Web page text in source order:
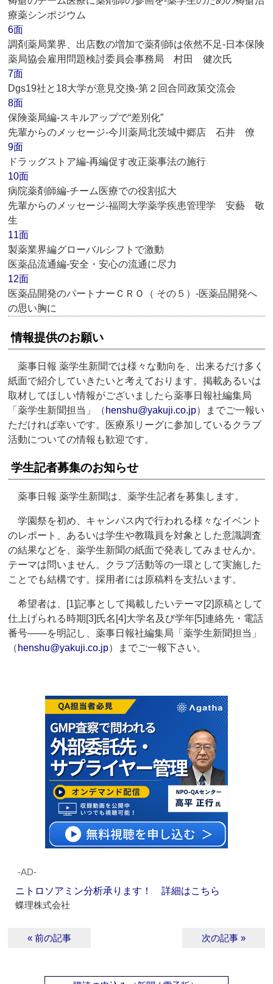
療薬シンポジウム
6面
調剤薬局業界、出店数の増加で薬剤師は依然不足‐日本保険
薬局協会雇用問題検討委員会事務局 村田 健次氏
7面
Dgs19社と18大学が意見交換‐第２回合同政策交流会
8面
保険薬局編‐スキルアップで“差別化”
先輩からのメッセージ‐今川薬局北茨城中郷店 石井 僚
9面
ドラッグストア編‐再編促す改正薬事法の施行
10面
病院薬剤師編‐チーム医療での役割拡大
先輩からのメッセージ‐福岡大学薬学疾患管理学 安藝 敬
生
11面
製薬業界編グローバルシフトで激動
医薬品流通編‐安全・安心の流通に尽力
12面
医薬品開発のパートナーＣＲＯ（ その５）‐医薬品開発へ
の思い胸に
情報提供のお願い
薬事日報 薬学生新聞では様々な動向を、出来るだけ多く
紙面で紹介していきたいと考えております。掲載あるいは
取材してほしい情報がございましたら薬事日報社編集局
「薬学生新聞担当」（ henshu@yakuji.co.jp）までご一報い
ただければ幸いです。医療系リーグに参加しているクラブ
活動についての情報も歓迎です。
学生記者募集のお知らせ
薬事日報 薬学生新聞は、薬学生記者を募集します。
学園祭を初め、キャンパス内で行われる様々なイベント
のレポート、あるいは学生や教職員を対象とした意識調査
の結果などを、薬学生新聞の紙面で発表してみませんか。
テーマは問いません。クラブ活動等の一環として実施した
ことでも結構です。採用者には原稿料を支払います。
希望者は、[1]記事として掲載したいテーマ[2]原稿として
仕上げられる時期[3]氏名[4]大学名及び学年[5]連絡先・電話
番号――を明記し、薬事日報社編集局「薬学生新聞担当」
（ henshu@yakuji.co.jp）までご一報下さい。
‐AD‐
ニトロソアミン分析承ります！ 詳細はこちら
蝶理株式会社
« 前の記事 次の記事 »